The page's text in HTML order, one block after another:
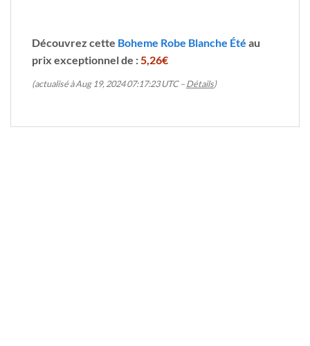
Découvrez cette Boheme Robe Blanche Été au
prix exceptionnel de :5,26€
(actualisé à Aug 19, 2024 07:17:23 UTC –Détails)